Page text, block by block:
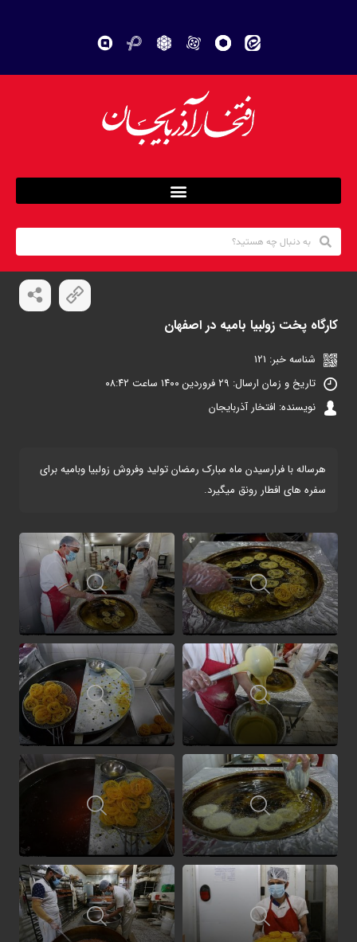
کارگاه پخت زولبیا بامیه در اصفهان
شناسه خبر: 121
تاریخ و زمان ارسال: ۲۹ فروردین ۱۴۰۰ ساعت ۰۸:۴۲
نویسنده: افتخار آذربایجان
هرساله با فرارسیدن ماه مبارک رمضان تولید وفروش زولبیا وبامیه برای
سفره های افطار رونق میگیرد.